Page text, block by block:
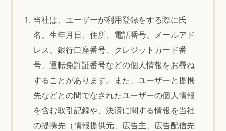
当社は、ユーザーが利用登録をする際に氏
名、生年月日、住所、電話番号、メールアド
レス、銀行口座番号、クレジットカード番
号、運転免許証番号などの個人情報をお尋ね
することがあります。また、ユーザーと提携
先などとの間でなされたユーザーの個人情報
を含む取引記録や、決済に関する情報を当社
の提携先（情報提供元、広告主、広告配信先